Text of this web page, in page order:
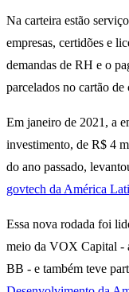
Na carteira estão
empresas, certidões e
demandas de RH e o
parcelados no cartão de
Em janeiro de 2021, a
investimento, de R$ 4
do ano passado,
govtech da América
Essa nova rodada foi
meio da VOX Capital -
BB - e também teve